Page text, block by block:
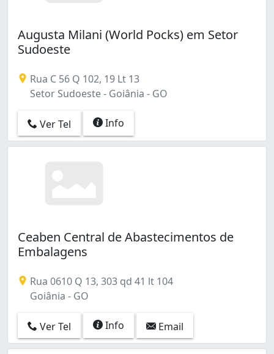
Augusta Milani (World Pocks) em Setor
Sudoeste
Rua C 56 Q 102, 19 Lt 13
Setor Sudoeste - Goiânia - GO
Ver Tel Info
Ceaben Central de Abastecimentos de
Embalagens
Rua 0610 Q 13, 303 qd 41 lt 104
Goiânia - GO
Ver Tel Info Email